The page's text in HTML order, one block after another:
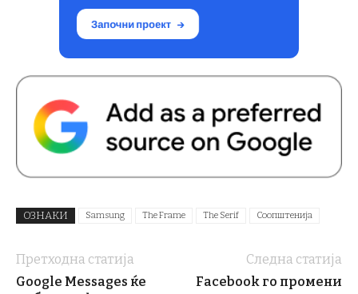
ОЗНАКИ Samsung The Frame The Serif Соопштенија
Претходна статија
Google Messages ќе
Следна статија
Facebook го промени